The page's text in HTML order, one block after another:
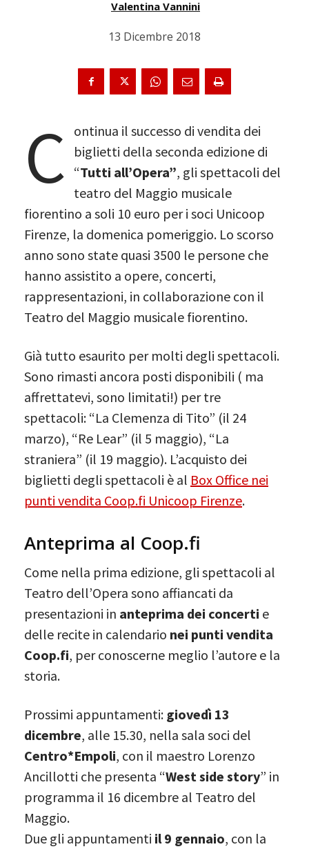
Valentina Vannini
13 Dicembre 2018
C ontinua il successo di vendita dei
biglietti della seconda edizione di
“Tutti all’Opera”, gli spettacoli del
teatro del Maggio musicale
fiorentino a soli 10 euro per i soci Unicoop
Firenze, la domenica pomeriggio. Lo scorso
anno sono state quasi 3500 le persone che
hanno assistito a opere, concerti,
rappresentazioni, in collaborazione con il
Teatro del Maggio musicale fiorentino.
Già tutto esaurito per molti degli spettacoli.
Sono rimasti ancora posti disponibili ( ma
affrettatevi, sono limitati!) per tre
spettacoli: “La Clemenza di Tito” (il 24
marzo), “Re Lear” (il 5 maggio), “La
straniera” (il 19 maggio). L’acquisto dei
biglietti degli spettacoli è al Box Office nei
punti vendita Coop.fi Unicoop Firenze.
Anteprima al Coop.fi
Come nella prima edizione, gli spettacoli al
Teatro dell’Opera sono affiancati da
presentazioni in anteprima dei concerti e
delle recite in calendario nei punti vendita
Coop.fi, per conoscerne meglio l’autore e la
storia.
Prossimi appuntamenti: giovedì 13
dicembre, alle 15.30, nella sala soci del
Centro*Empoli, con il maestro Lorenzo
Ancillotti che presenta “West side story” in
programma il 16 dicembre al Teatro del
Maggio.
Due gli appuntamenti il 9 gennaio, con la